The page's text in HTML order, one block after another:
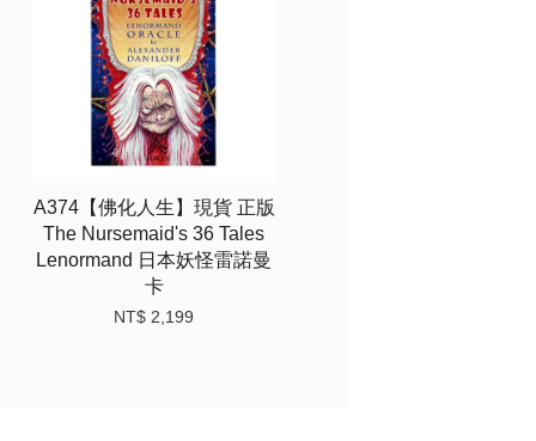
A374【佛化人生】現貨 正版
The Nursemaid's 36 Tales
Lenormand 日本妖怪雷諾曼
卡
NT$ 2,199